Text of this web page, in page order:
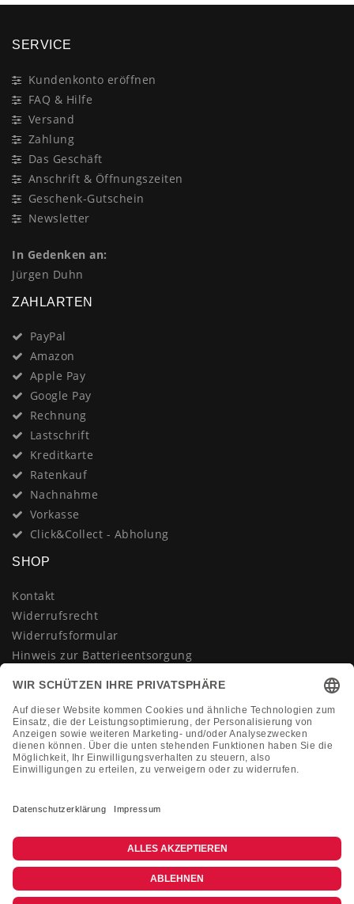
SERVICE
Kundenkonto eröffnen
FAQ & Hilfe
Versand
Zahlung
Das Geschäft
Anschrift & Öffnungszeiten
Geschenk-Gutschein
Newsletter
In Gedenken an:
Jürgen Duhn
ZAHLARTEN
PayPal
Amazon
Apple Pay
Google Pay
Rechnung
Lastschrift
Kreditkarte
Ratenkauf
Nachnahme
Vorkasse
Click&Collect - Abholung
SHOP
Kontakt
Widerrufsrecht
Widerrufsformular
Hinweis zur Batterieentsorgung
Datenschutzerklärung
Impressum
Vertrag widerrufen
Montag-Freitag 10:00-18:00 Uhr
+49 (0)2133 210433
shop@dienadel.de
Kieler Str. 18 - 41540 Dormagen